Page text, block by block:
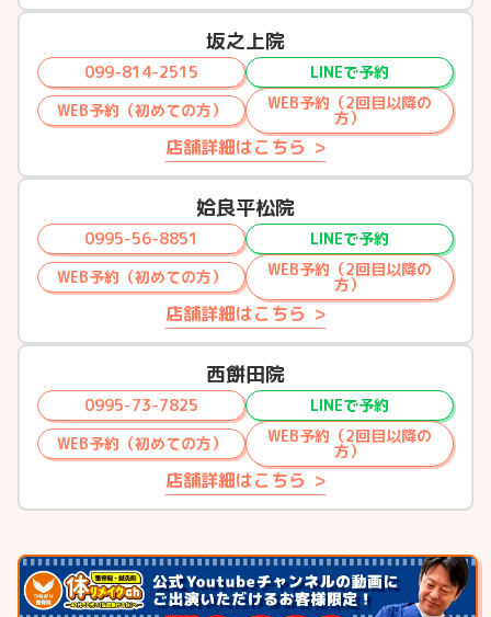
坂之上院
099-814-2515
LINEで予約
WEB予約（初めての方）
WEB予約（2回目以降の
方）
店舗詳細はこちら
姶良平松院
0995-56-8851
LINEで予約
WEB予約（初めての方）
WEB予約（2回目以降の
方）
店舗詳細はこちら
西餅田院
0995-73-7825
LINEで予約
WEB予約（初めての方）
WEB予約（2回目以降の
方）
店舗詳細はこちら